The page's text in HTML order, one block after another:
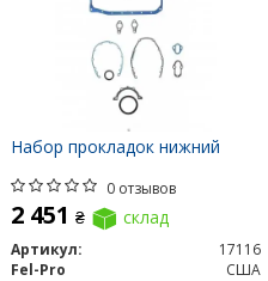
Набор прокладок нижний
0 отзывов
2 451 ₴ склад
Артикул:
17116
Fel-Pro
США